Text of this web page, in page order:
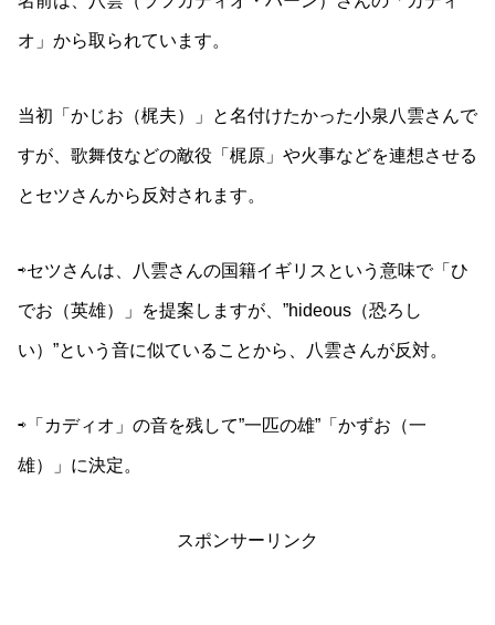
オ」から取られています。
当初「かじお（梶夫）」と名付けたかった小泉八雲さんで
すが、歌舞伎などの敵役「梶原」や火事などを連想させる
とセツさんから反対されます。
⇨セツさんは、八雲さんの国籍イギリスという意味で「ひ
でお（英雄）」を提案しますが、”hideous（恐ろし
い）”という音に似ていることから、八雲さんが反対。
⇨「カディオ」の音を残して”一匹の雄”「かずお（一
雄）」に決定。
スポンサーリンク